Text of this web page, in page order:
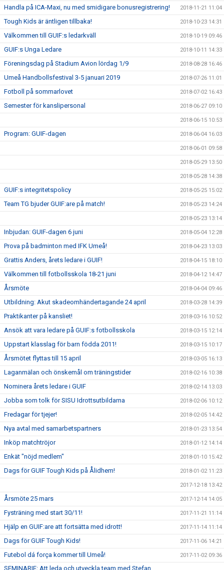
Handla på ICA-Maxi, nu med smidigare bonusregistrering! 2018-11-21 11:04
Tough Kids är äntligen tillbaka! 2018-10-23 14:31
Välkommen till GUIF:s ledarkväll 2018-10-19 09:46
GUIF:s Unga Ledare 2018-10-11 14:33
Föreningsdag på Stadium Avion lördag 1/9 2018-08-28 16:46
Umeå Handbollsfestival 3-5 januari 2019 2018-07-26 11:01
Fotboll på sommarlovet 2018-07-02 16:43
Semester för kanslipersonal 2018-06-27 09:10
2018-06-15 10:53
Program: GUIF-dagen 2018-06-04 16:03
2018-06-01 09:58
2018-05-29 13:50
2018-05-28 14:38
GUIF:s integritetspolicy 2018-05-25 15:02
Team TG bjuder GUIF:are på match! 2018-05-23 14:24
2018-05-23 13:14
Inbjudan: GUIF-dagen 6 juni 2018-05-04 12:28
Prova på badminton med IFK Umeå! 2018-04-23 13:03
Grattis Anders, årets ledare i GUIF! 2018-04-15 18:10
Välkommen till fotbollsskola 18-21 juni 2018-04-12 14:47
Årsmöte 2018-04-04 09:46
Utbildning: Akut skadeomhändertagande 24 april 2018-03-28 14:39
Praktikanter på kansliet! 2018-03-16 10:52
Ansök att vara ledare på GUIF:s fotbollsskola 2018-03-15 12:14
Uppstart klasslag för barn födda 2011! 2018-03-15 10:17
Årsmötet flyttas till 15 april 2018-03-05 16:13
Laganmälan och önskemål om träningstider 2018-02-16 10:38
Nominera årets ledare i GUIF 2018-02-14 13:03
Jobba som tolk för SISU Idrottsutbildarna 2018-02-06 10:12
Fredagar för tjejer! 2018-02-05 14:42
Nya avtal med samarbetspartners 2018-01-23 13:54
Inköp matchtröjor 2018-01-12 14:14
Enkät "nöjd medlem" 2018-01-10 15:42
Dags för GUIF Tough Kids på Ålidhem! 2018-01-02 11:23
2017-12-18 13:42
Årsmöte 25 mars 2017-12-14 14:05
Fysträning med start 30/11! 2017-11-21 11:14
Hjälp en GUIF:are att fortsätta med idrott! 2017-11-14 11:14
Dags för GUIF Tough Kids! 2017-11-06 14:21
Futebol dá força kommer till Umeå! 2017-11-02 09:36
SEMINARIE: Att leda och utveckla team med Stefan